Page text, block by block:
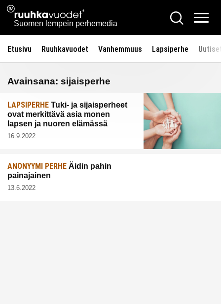
Siirry
sisältöön
Ruuhkavuodet.fi
Suomen lempein perhemedia
Hae
Etusivu Ruuhkavuodet Vanhemmuus Lapsiperhe
Avainsana: sijaisperhe
LAPSIPERHE Tuki- ja sijaisperheet
ovat merkittävä asia monen
lapsen ja nuoren elämässä
16.9.2022
ANONYYMI PERHE Äidin pahin
painajainen
13.6.2022